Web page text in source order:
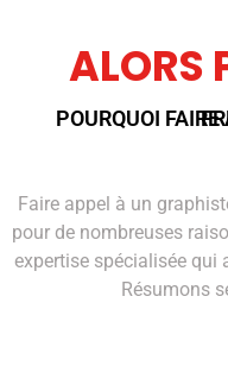
ALORS
Faire appel à un
pour de nombreuses
expertise spécialisée qui
Résumons